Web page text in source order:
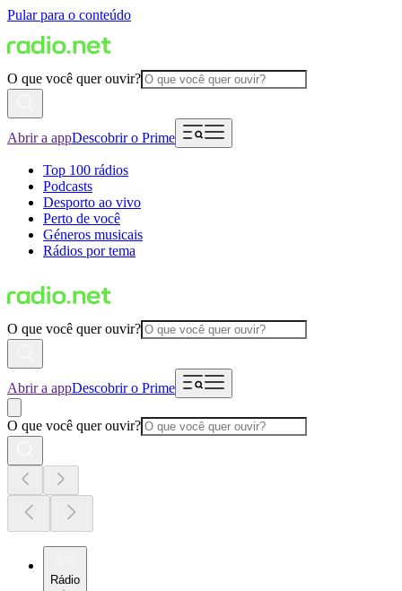
Pular para o conteúdo
O que você quer ouvir?
Abrir a appDescobrir o Prime
Top 100 rádios
Podcasts
Desporto ao vivo
Perto de você
Géneros musicais
Rádios por tema
O que você quer ouvir?
Abrir a appDescobrir o Prime
O que você quer ouvir?
Rádio